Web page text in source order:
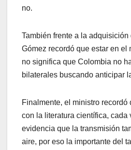
no.
También frente a la
Gómez recordó que estar en el
no significa que Colombia no
bilaterales buscando anticipar
Finalmente, el ministro recordó
con la literatura científica, cada
evidencia que la transmisión
aire, por eso la importante del